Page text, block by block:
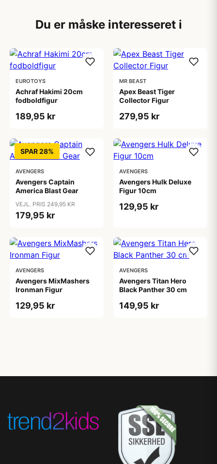
Du er måske interesseret i
EUROTOYS
Achraf Hakimi 20cm
fodboldfigur
189,95 kr
MR BEAST
Apex Beast Tiger
Collector Figur
279,95 kr
SPAR 28%
AVENGERS
Avengers Captain
America Blast Gear
VEJL. PRIS 249,95 KR
179,95 kr
AVENGERS
Avengers Hulk Deluxe
Figur 10cm
129,95 kr
AVENGERS
Avengers MixMashers
Ironman Figur
129,95 kr
AVENGERS
Avengers Titan Hero
Black Panther 30 cm
149,95 kr